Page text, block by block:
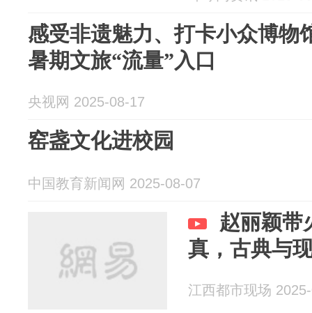
感受非遗魅力、打卡小众博
暑期文旅“流量”入口
央视网 2025-08-17
窑盏文化进校园
中国教育新闻网 2025-08-07
赵丽颖带
真，古典与
江西都市现场